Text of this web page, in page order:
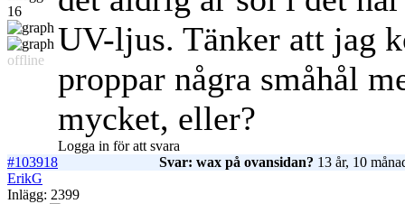
16
offline
UV-ljus. Tänker att jag
proppar några småhål
mycket, eller?
Logga in för att svara
#103918
Svar: wax på ovansidan? 13 år, 10
ErikG
Inlägg: 2399